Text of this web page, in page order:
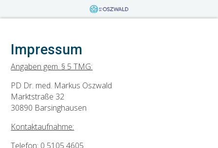
Impressum
Angaben gem. § 5 TMG:
PD Dr. med. Markus Oszwald
Marktstraße 32
30890 Barsinghausen
Kontaktaufnahme:
Telefon: 0 5105 4605